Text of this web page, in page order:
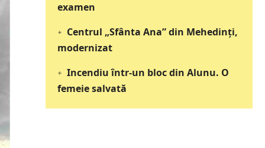
examen
Centrul „Sfânta Ana” din Mehedinți,
modernizat
Incendiu într-un bloc din Alunu. O
femeie salvată